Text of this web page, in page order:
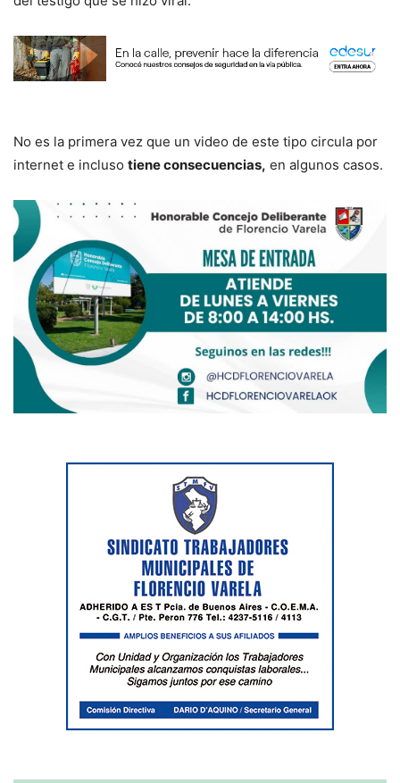
No es la primera vez que un video de este tipo circula por
internet e incluso tiene consecuencias, en algunos casos.